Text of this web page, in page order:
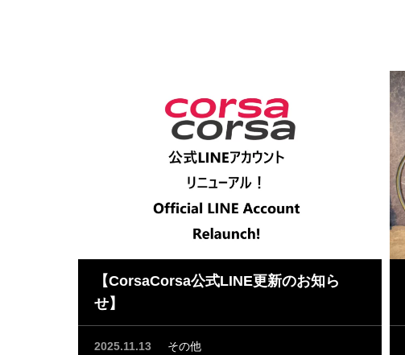
【CorsaCorsa公式LINE更新のお知ら
せ】
2025.11.13 その他